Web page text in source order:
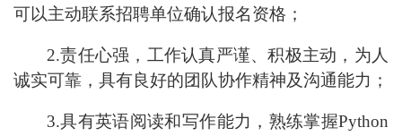
可以主动联系招聘单位确认报名资格；
2.责任心强，工作认真严谨、积极主动，为人
诚实可靠，具有良好的团队协作精神及沟通能力；
3.具有英语阅读和写作能力，熟练掌握Python